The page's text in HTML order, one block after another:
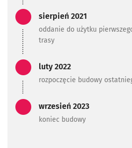
Zadanie
sierpień 2021
oddanie do użytku
trasy
Zadanie
luty 2022
rozpoczęcie budowy
Zadanie
wrzesień 2023
koniec budowy